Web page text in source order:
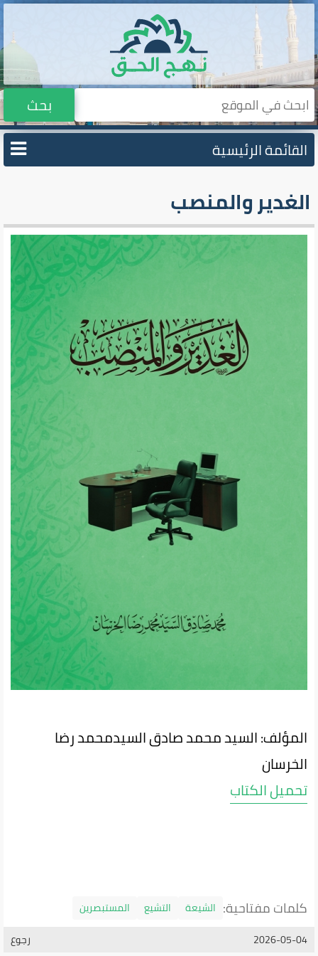
بحث
القائمة الرئيسية
الغدير والمنصب
المؤلف: السيد محمد صادق السيدمحمد رضا
الخرسان
تحميل الكتاب
كلمات مفتاحية: الشيعة التشيع
المستبصرين
رجوع
2026-05-04